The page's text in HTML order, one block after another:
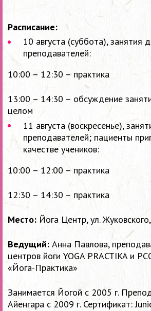
Расписание:
10 августа (суббота), занятия
преподавателей:
10:00 – 12:30 – практика
13:00 – 14:30 – обсуждение
целом
11 августа (воскресенье),
преподавателей; пациенты
качестве учеников:
10:00 – 12:00 – практика
12:30 – 14:30 – практика
Место: Йога Центр, ул.
Ведущий: Анна Павлова,
центров йоги YOGA PRACTIKA и
«Йога-Практика»
Занимается Йогой с 2005 г.
Айенгара с 2009 г. Сертификат: